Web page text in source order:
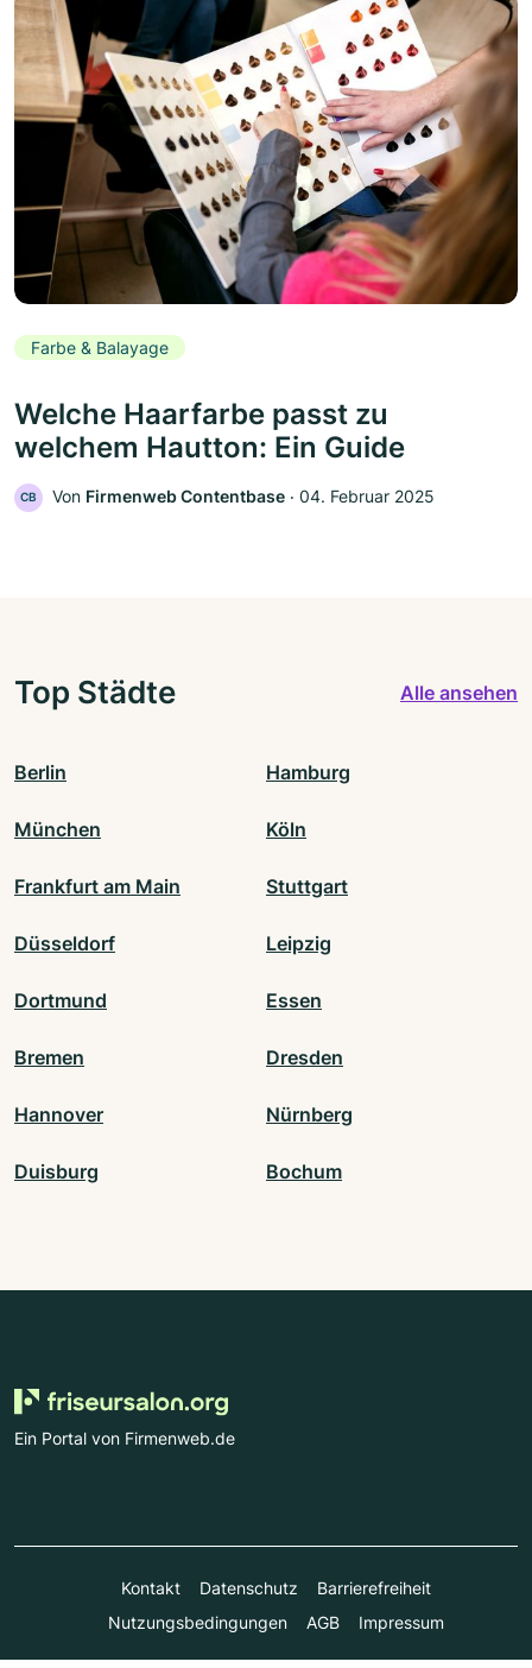
Farbe & Balayage
Welche Haarfarbe passt zu
welchem Hautton: Ein Guide
CB Von Firmenweb Contentbase ‧ 04. Februar 2025
Top Städte Alle ansehen
Berlin Hamburg
München Köln
Frankfurt am Main Stuttgart
Düsseldorf Leipzig
Dortmund Essen
Bremen Dresden
Hannover Nürnberg
Duisburg Bochum
Ein Portal von Firmenweb.de
Kontakt Datenschutz
Barrierefreiheit
Nutzungsbedingungen
AGB Impressum